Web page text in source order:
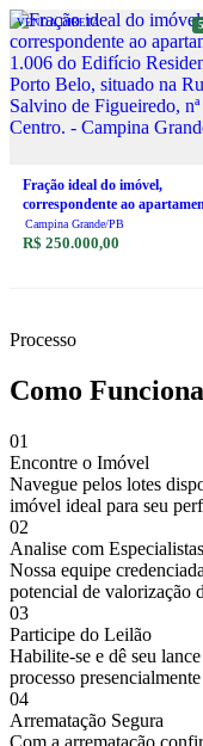
VENDA DIRETA
Fração ideal do imóvel,
correspondente ao
1.006 do Edifício Residencial
Belo, situado na Rua Cel.
Campina Grande/PB
R$ 250.000,00
Processo
Como Funciona
01
Encontre o Imóvel
Navegue pelos lotes
imóvel ideal para seu
02
Analise com Especialistas
Nossa equipe
potencial de valorização
03
Participe do Leilão
Habilite-se e dê seu
processo
04
Arrematação Segura
Com a arrematação